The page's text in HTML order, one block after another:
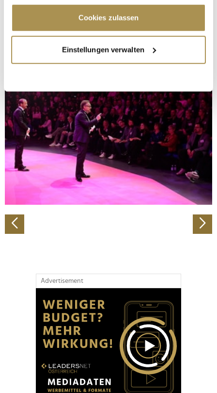
Cookie-Erklärung oder durch Klicken auf das Privacy
Trigger Symbol ändern oder widerrufen
Informationen über Ihre geografische Lage
erfassen, welche bis auf einige Meter genau sein
bestimmten Merkmalen (Fingerprinting) identifizieren
Erfahren Sie mehr darüber, wie Ihre persönlichen Daten
verarbeitet werden, und legen Sie Ihre Präferenzen im
Abschnitt Einzelheiten fest.
Wir verwenden Cookies, um Inhalte und Anzeigen zu
personalisieren, Funktionen für soziale Medien anbieten
zu können und die Zugriffe auf unsere Website zu
analysieren. Außerdem geben wir Informationen zu Ihrer
Verwendung unserer Website an unsere Partner für
soziale Medien, Werbung und Analysen weiter. Unsere
Partner führen diese Informationen möglicherweise mit
Cookies zulassen
Einstellungen verwalten
Advertisement